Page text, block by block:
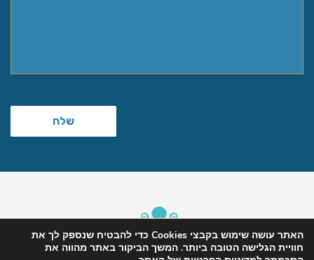
האתר עושה שימוש בקבצי Cookies כדי להבטיח שנספק לך את
חוויית הגלישה הטובה ביותר. המשך הביקור באתר מהווה את